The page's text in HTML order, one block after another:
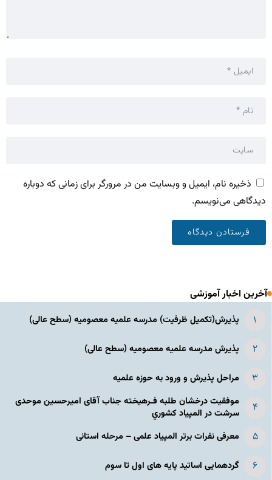
ذخیره نام، ایمیل و وبسایت من در مرورگر برای زمانی که دوباره
دیدگاهی می‌نویسم.
آخرین اخبار آموزشی
پذیرش(تکمیل ظرفیت) مدرسه علمیه معصومیه‌ (سطح عالی)
پذیرش مدرسه علمیه معصومیه‌ (سطح عالی)
مراحل پذیرش و ورود به حوزه علمیه
موفقیت درخشان طلبه فـرهیخته جناب آقای امیرحسین موحدی
سرشت در المپياد كشوري
معرفی نفرات برتر المپیاد علمی – مرحله استانی
گردهمایی اساتید پایه های اول تا سوم